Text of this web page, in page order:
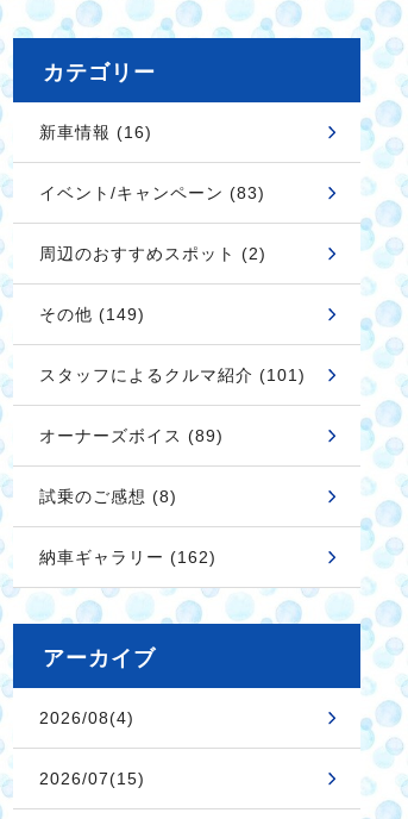
カテゴリー
新車情報 (16)
イベント/キャンペーン (83)
周辺のおすすめスポット (2)
その他 (149)
スタッフによるクルマ紹介 (101)
オーナーズボイス (89)
試乗のご感想 (8)
納車ギャラリー (162)
アーカイブ
2026/08(4)
2026/07(15)